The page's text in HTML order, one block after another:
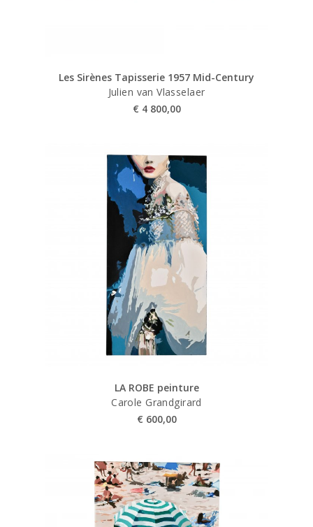
Les Sirènes Tapisserie 1957 Mid-Century
Julien van Vlasselaer
€ 4 800,00
LA ROBE peinture
Carole Grandgirard
€ 600,00